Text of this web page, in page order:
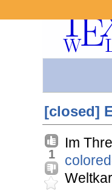
[closed]
1
Im